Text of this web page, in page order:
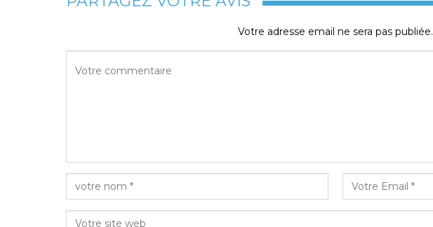
Votre adresse email ne sera pas publiée.